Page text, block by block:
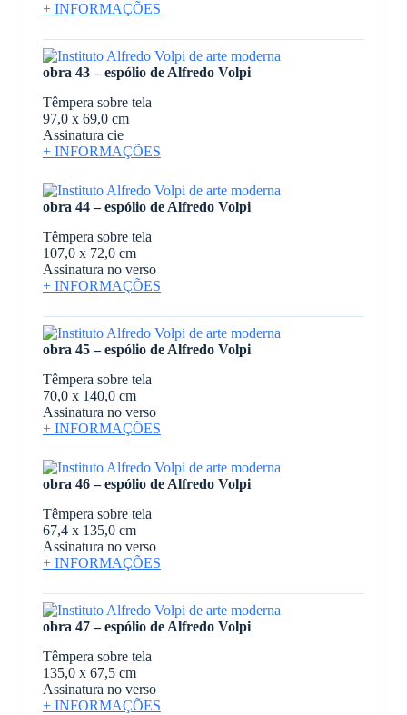
+ INFORMAÇÕES
obra 43 – espólio de Alfredo Volpi
Têmpera sobre tela
97,0 x 69,0 cm
Assinatura cie
+ INFORMAÇÕES
obra 44 – espólio de Alfredo Volpi
Têmpera sobre tela
107,0 x 72,0 cm
Assinatura no verso
+ INFORMAÇÕES
obra 45 – espólio de Alfredo Volpi
Têmpera sobre tela
70,0 x 140,0 cm
Assinatura no verso
+ INFORMAÇÕES
obra 46 – espólio de Alfredo Volpi
Têmpera sobre tela
67,4 x 135,0 cm
Assinatura no verso
+ INFORMAÇÕES
obra 47 – espólio de Alfredo Volpi
Têmpera sobre tela
135,0 x 67,5 cm
Assinatura no verso
+ INFORMAÇÕES